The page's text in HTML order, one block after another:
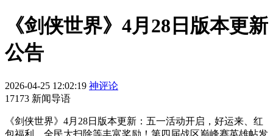
《剑侠世界》4月28日版本更新
公告
2026-04-25 12:02:19 神评论
17173 新闻导语
《剑侠世界》4月28日版本更新：五一活动开启，好运来、红
包福利、全民大扫除等丰富奖励！第四届战区巅峰赛英雄帖发